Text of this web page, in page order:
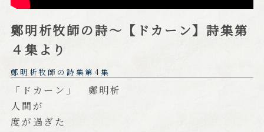
鄭明析牧師の詩～【ドカーン】詩集第
４集より
鄭明析牧師の詩集第4集
「ドカーン」 鄭明析
人間が
度が過ぎた